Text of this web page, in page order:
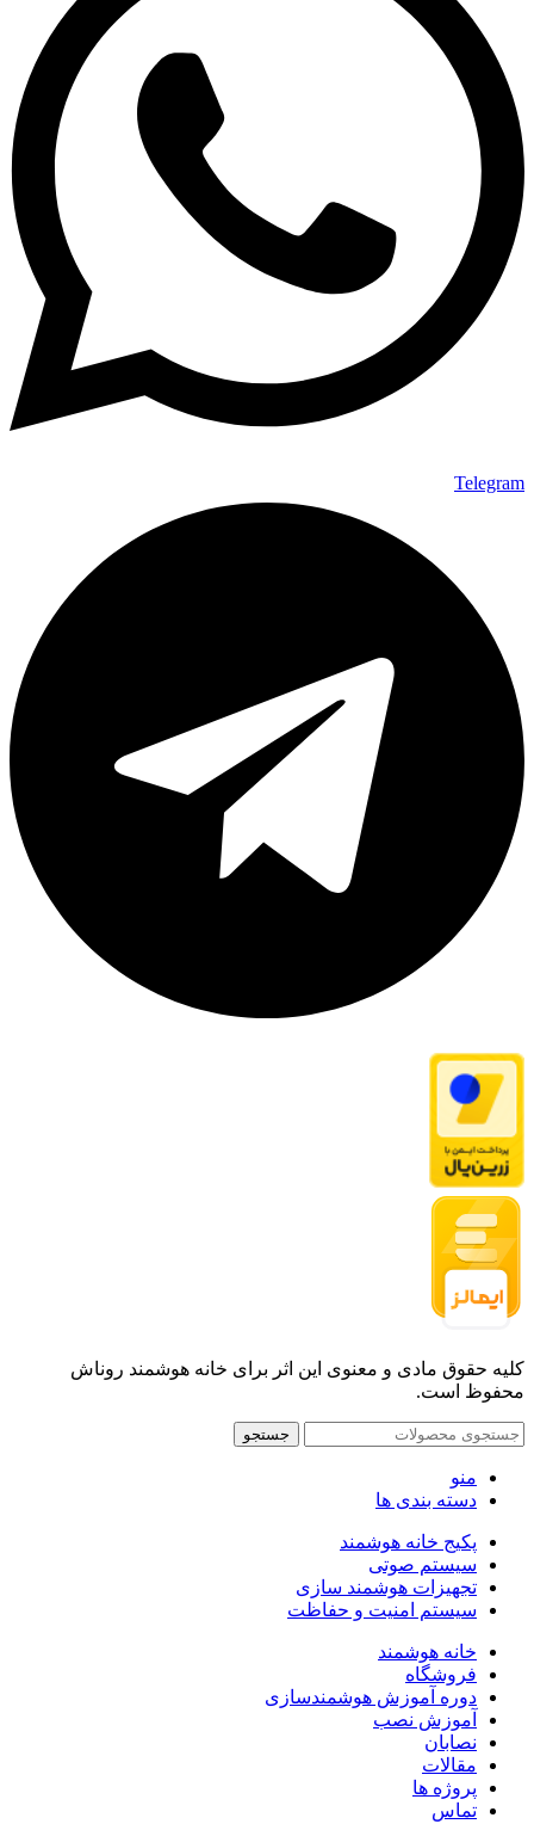
Telegram
کلیه حقوق مادی و معنوی این اثر برای خانه هوشمند روناش
محفوظ است.
جستجو
منو
دسته بندی ها
پکیج خانه هوشمند
سیستم صوتی
تجهیزات هوشمند سازی
سیستم امنیت و حفاظت
خانه هوشمند
فروشگاه
دوره آموزش هوشمندسازی
آموزش نصب
نصابان
مقالات
پروژه ها
تماس